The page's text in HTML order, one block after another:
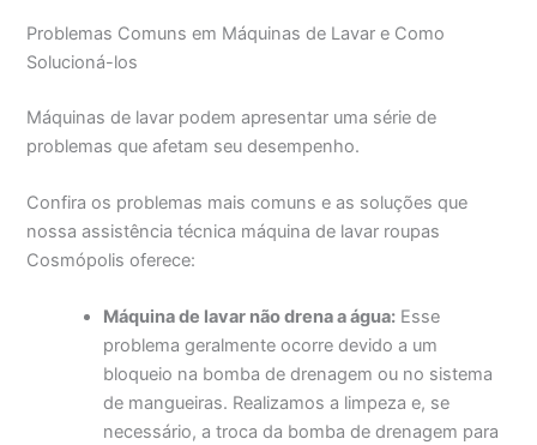
Problemas Comuns em Máquinas de Lavar e Como
Solucioná-los
Máquinas de lavar podem apresentar uma série de
problemas que afetam seu desempenho.
Confira os problemas mais comuns e as soluções que
nossa assistência técnica máquina de lavar roupas
Cosmópolis oferece:
Máquina de lavar não drena a água: Esse
problema geralmente ocorre devido a um
bloqueio na bomba de drenagem ou no sistema
de mangueiras. Realizamos a limpeza e, se
necessário, a troca da bomba de drenagem para